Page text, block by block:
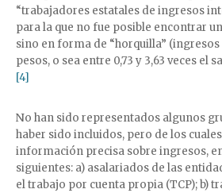
“trabajadores estatales de ingresos
para la que no fue posible encontrar
sino en forma de “horquilla” (ingresos
pesos, o sea entre 0,73 y 3,63 veces el
[4]
No han sido representados algunos
haber sido incluidos, pero de los
información precisa sobre ingresos,
siguientes: a) asalariados de las
el trabajo por cuenta propia (TCP); b)